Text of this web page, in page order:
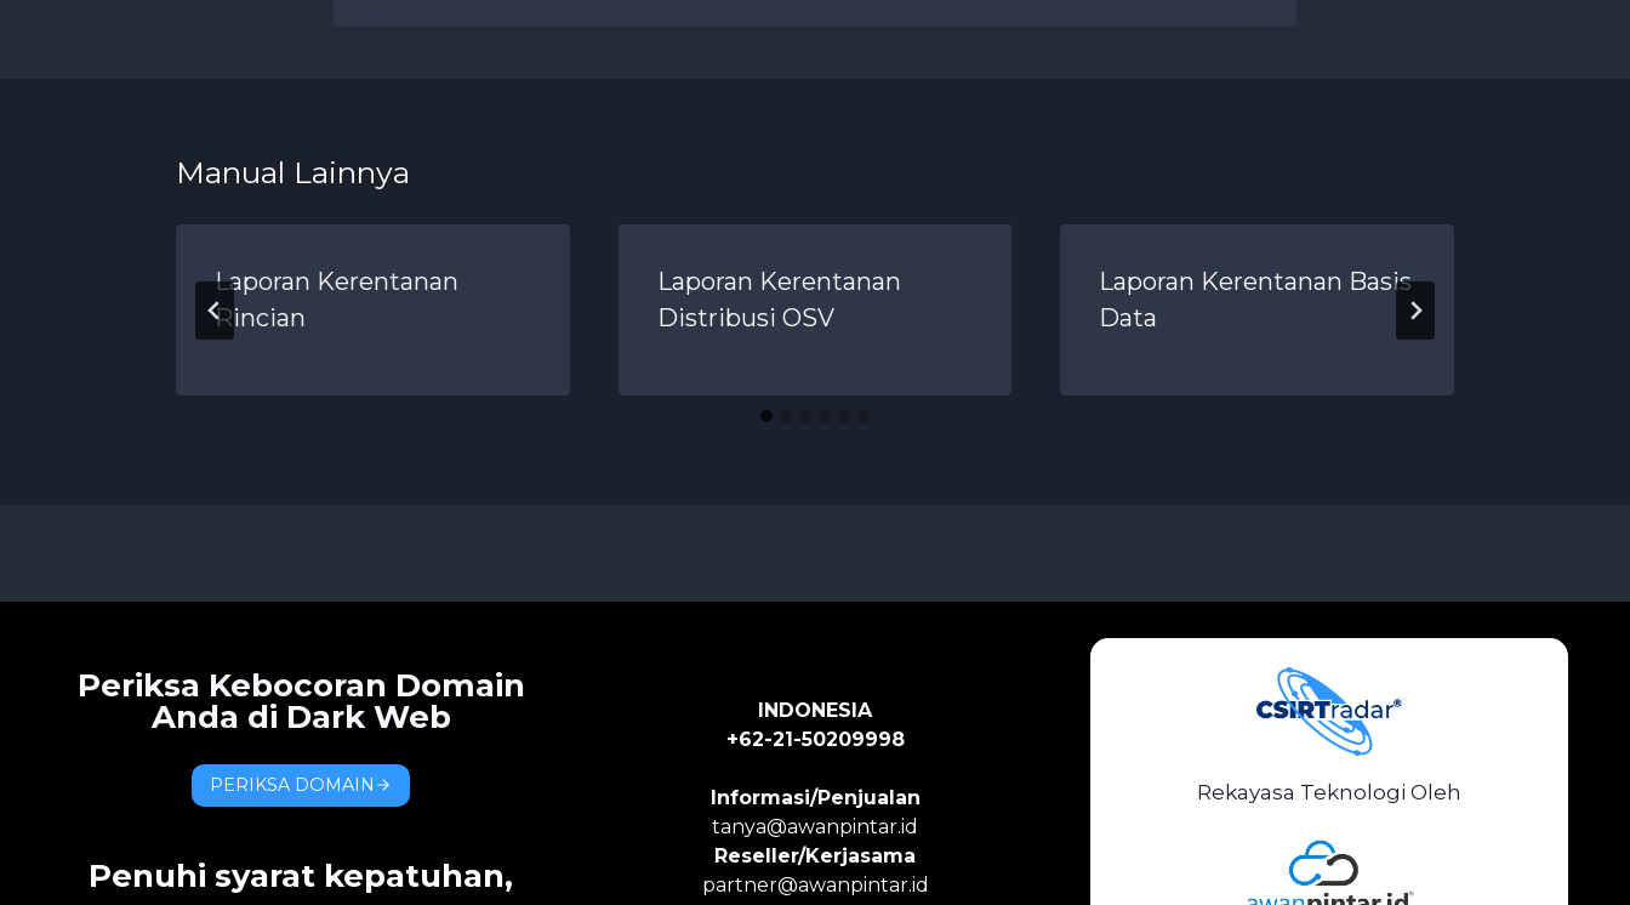
Manual Lainnya
Laporan Kerentanan
Rincian
Laporan Kerentanan
Distribusi OSV
Laporan Kerentanan Basis
Data
Periksa Kebocoran Domain
Anda di Dark Web
PERIKSA DOMAIN
Penuhi syarat kepatuhan,
INDONESIA
+62-21-50209998
Informasi/Penjualan
tanya@awanpintar.id
Reseller/Kerjasama
partner@awanpintar.id
Rekayasa Teknologi Oleh